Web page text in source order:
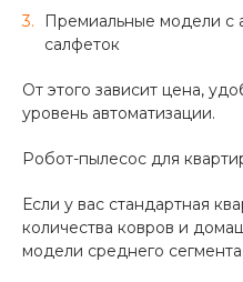
Премиальные модели с
салфеток
От этого зависит цена,
уровень автоматизации.
Робот-пылесос для
Если у вас стандартная
количества ковров и
модели среднего сегмента.